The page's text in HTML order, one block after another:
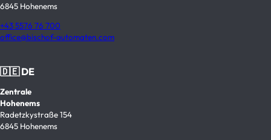
6845 Hohenems
+43 5576 76 700
office@bischof-automaten.com
🇩🇪 DE
Zentrale
Hohenems
Radetzkystraße 154
6845 Hohenems